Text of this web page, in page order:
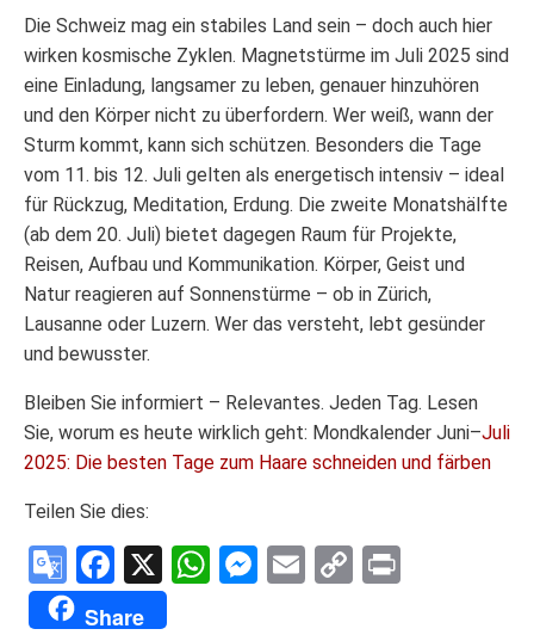
Die Schweiz mag ein stabiles Land sein – doch auch hier
wirken kosmische Zyklen. Magnetstürme im Juli 2025 sind
eine Einladung, langsamer zu leben, genauer hinzuhören
und den Körper nicht zu überfordern. Wer weiß, wann der
Sturm kommt, kann sich schützen. Besonders die Tage
vom 11. bis 12. Juli gelten als energetisch intensiv – ideal
für Rückzug, Meditation, Erdung. Die zweite Monatshälfte
(ab dem 20. Juli) bietet dagegen Raum für Projekte,
Reisen, Aufbau und Kommunikation. Körper, Geist und
Natur reagieren auf Sonnenstürme – ob in Zürich,
Lausanne oder Luzern. Wer das versteht, lebt gesünder
und bewusster.
Bleiben Sie informiert – Relevantes. Jeden Tag. Lesen
Sie, worum es heute wirklich geht: Mondkalender Juni–Juli
2025: Die besten Tage zum Haare schneiden und färben
Teilen Sie dies:
Google
Translate
Facebook
X WhatsApp
Messenger
Email
Copy
Share